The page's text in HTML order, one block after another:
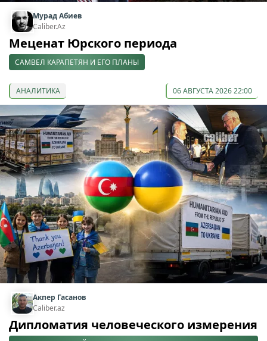
Мурад Абиев
Caliber.Az
Меценат Юрского периода
САМВЕЛ КАРАПЕТЯН И ЕГО ПЛАНЫ
АНАЛИТИКА 06 АВГУСТА 2026 22:00
Акпер Гасанов
Caliber.az
Дипломатия человеческого измерения